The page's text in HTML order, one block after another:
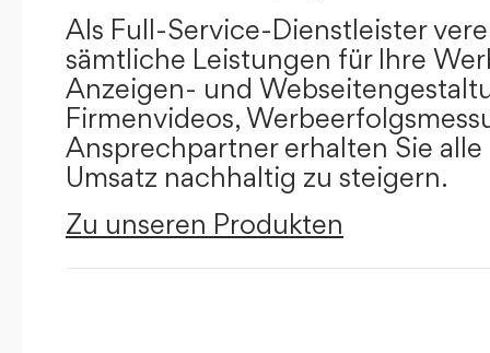
Als Full-Service-Dienstleister
sämtliche Leistungen für Ihre
Anzeigen- und
Firmenvideos,
Ansprechpartner erhalten Sie
Umsatz nachhaltig zu steigern.
Zu unseren Produkten